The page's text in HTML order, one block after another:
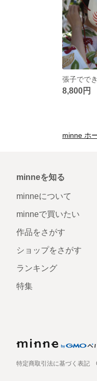
張子でで
8,800円
minne ホ
minneを知る
minneについて
minneで買いたい
作品をさがす
ショップをさがす
ランキング
特集
特定商取引法に基づく表記